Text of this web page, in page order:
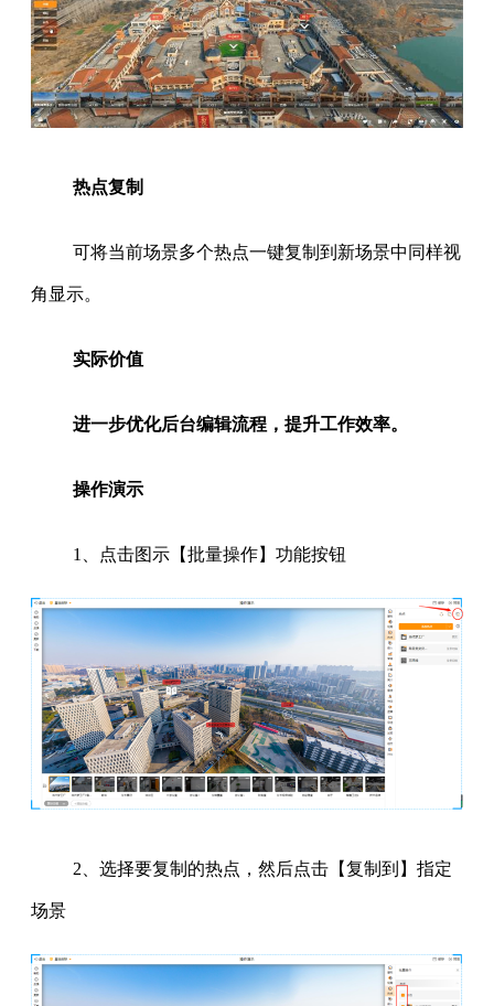
热点复制
可将当前场景多个热点一键复制到新场景中同样视
角显示。
实际价值
进一步优化后台编辑流程，提升工作效率。
操作演示
1、点击图示【批量操作】功能按钮
2、选择要复制的热点，然后点击【复制到】指定
场景